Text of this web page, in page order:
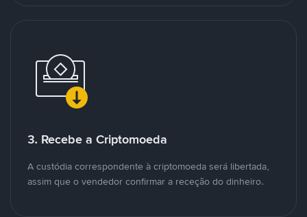
3. Recebe a Criptomoeda
A custódia correspondente à criptomoeda será libertada,
assim que o vendedor confirmar a receção do dinheiro.